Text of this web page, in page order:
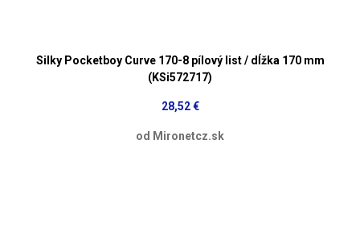
Silky Pocketboy Curve 170-8 pílový list / dĺžka 170 mm
(KSi572717)
28,52 €
od Mironetcz.sk